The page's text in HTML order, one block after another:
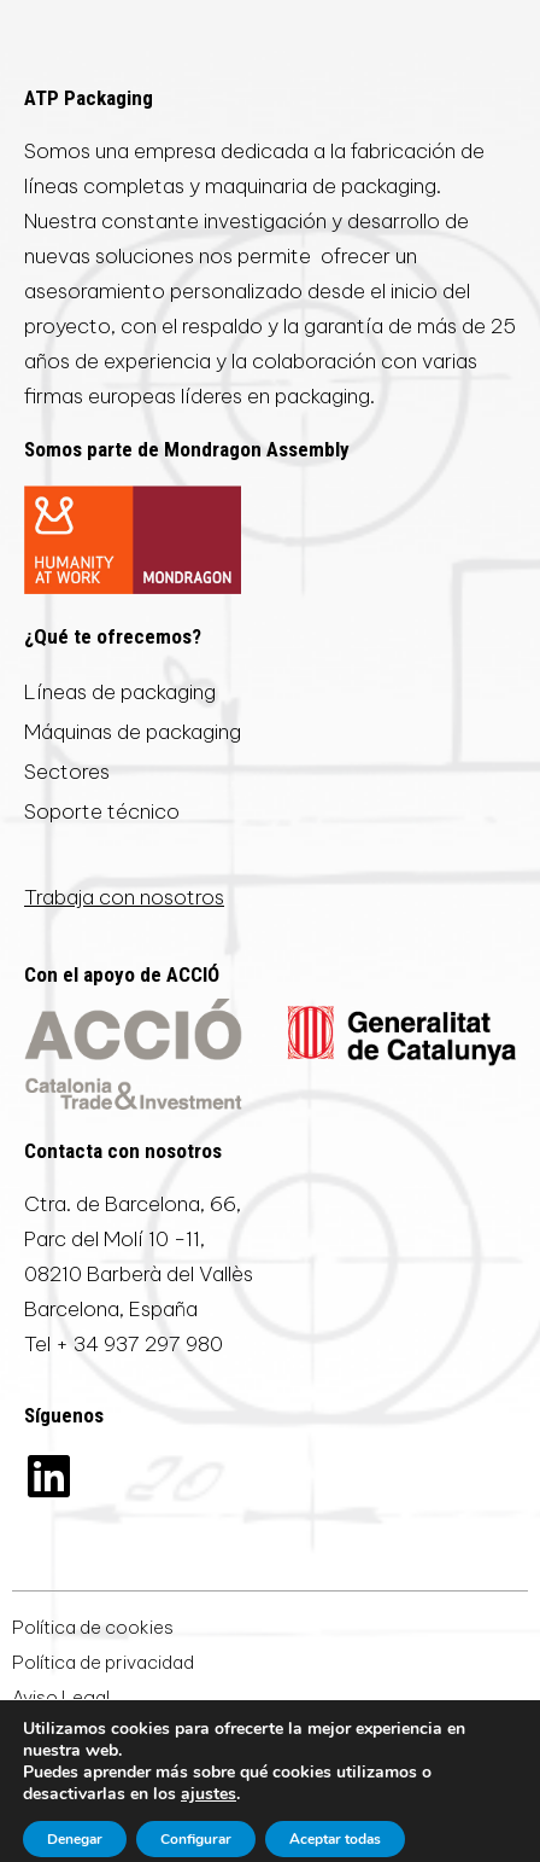
ATP Packaging
Somos una empresa dedicada a la fabricación de
líneas completas y maquinaria de packaging.
Nuestra constante investigación y desarrollo de
nuevas soluciones nos permite ofrecer un
asesoramiento personalizado desde el inicio del
proyecto, con el respaldo y la garantía de más de 25
años de experiencia y la colaboración con varias
firmas europeas líderes en packaging.
Somos parte de Mondragon Assembly
¿Qué te ofrecemos?
Líneas de packaging
Máquinas de packaging
Sectores
Soporte técnico
Trabaja con nosotros
Con el apoyo de ACCIÓ
Contacta con nosotros
Ctra. de Barcelona, 66,
Parc del Molí 10 -11,
08210 Barberà del Vallès
Barcelona, España
Tel + 34 937 297 980
Síguenos
Política de cookies
Política de privacidad
Aviso Legal
Condiciones generales de venta
Whistleblowing
Convocatoria de junta
Utilizamos cookies para ofrecerte la mejor experiencia en
nuestra web.
Puedes aprender más sobre qué cookies utilizamos o
desactivarlas en los ajustes.
Aceptar todas
Denegar Configurar